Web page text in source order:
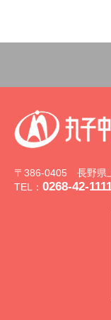
〒386-0405 長野県
TEL： 0268-42-